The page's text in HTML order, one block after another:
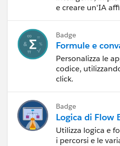
e creare un'IA
Badge
Formule e
Personalizza le
codice,
click.
Badge
Logica di Flow
Utilizza logica e
i percorsi e le